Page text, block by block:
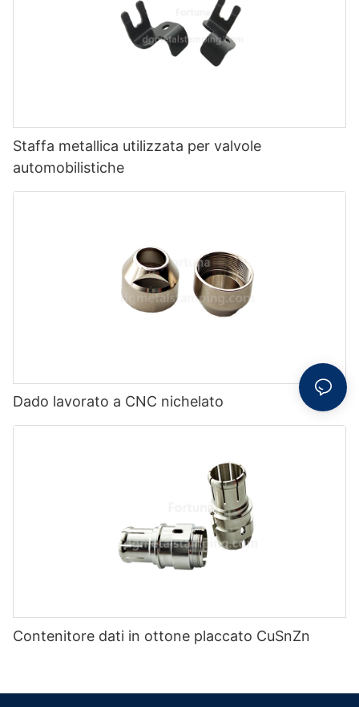
Staffa metallica utilizzata per valvole
automobilistiche
Dado lavorato a CNC nichelato
Contenitore dati in ottone placcato CuSnZn